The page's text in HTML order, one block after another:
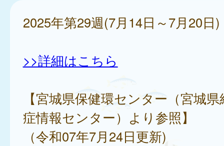
2025年第29週(7月14日～7月20日)
>>詳細はこちら
【宮城県保健環センター（宮城
症情報センター）より参照】
（令和07年7月24日更新)